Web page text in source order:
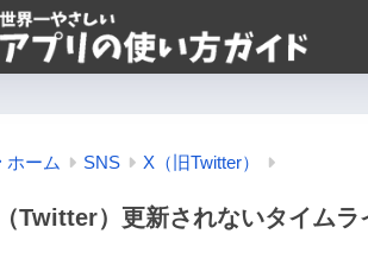
ホーム SNS X（旧Twitter）
Twitter）更新されないタイムラ